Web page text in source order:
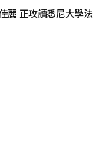
麗 正攻讀悉尼大學法